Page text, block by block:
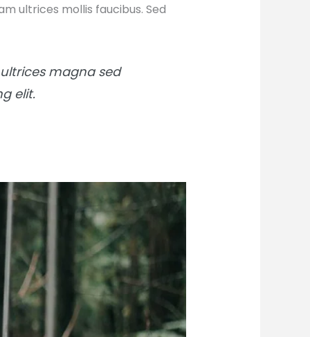
ultrices mollis faucibus. Sed
magna sed
elit.